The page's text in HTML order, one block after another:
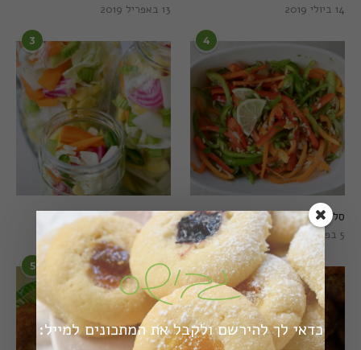
13 באפריל 2019 14 ביולי 2019
3
חמוצים מהירים
1 באוגוסט 2022
4
סלט פלפלים טרי וצבעוני
5 בפברואר 2021
5 6
כדאי לך להירשם ולקבל את המתכונים למייל: